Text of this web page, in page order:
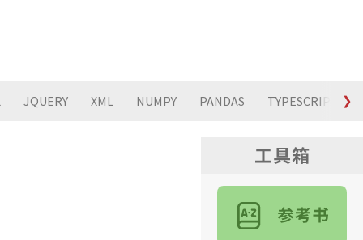
JQUERY XML NUMPY PANDAS TYPESCRIPT ❯